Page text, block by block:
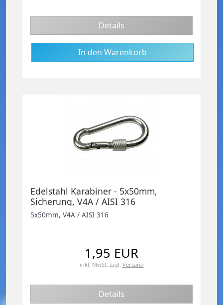
Details
Edelstahl Karabiner - 5x50mm,
Sicherung, V4A / AISI 316
5x50mm, V4A / AISI 316
1,95 EUR
inkl. MwSt. zzgl. Versand
Details